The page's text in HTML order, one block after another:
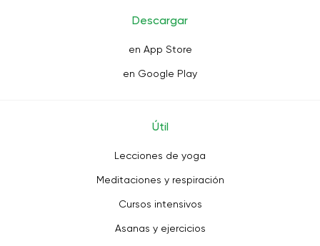
Descargar
en App Store
en Google Play
Útil
Lecciones de yoga
Meditaciones y respiración
Cursos intensivos
Asanas y ejercicios